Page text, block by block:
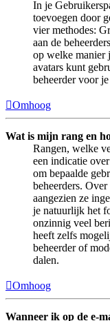
In je
toevoegen door
vier methodes:
aan de
op welke manier
avatars kunt
beheerder voor
Omhoog
Wat is mijn rang en
Rangen, welke
een indicatie
om bepaalde
beheerders.
aangezien ze
je natuurlijk het
onzinnig veel
heeft zelfs
beheerder of
dalen.
Omhoog
Wanneer ik op de e-